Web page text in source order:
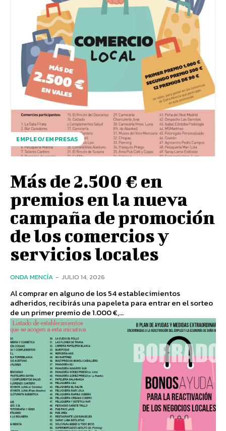
EMPLEO/EMPRESAS
Más de 2.500 € en
premios en la nueva
campaña de promoción
de los comercios y
servicios locales
ONDA MENCÍA - JULIO 14, 2026
Al comprar en alguno de los 54 establecimientos
adheridos, recibirás una papeleta para entrar en el sorteo
de un primer premio de 1.000 €,...